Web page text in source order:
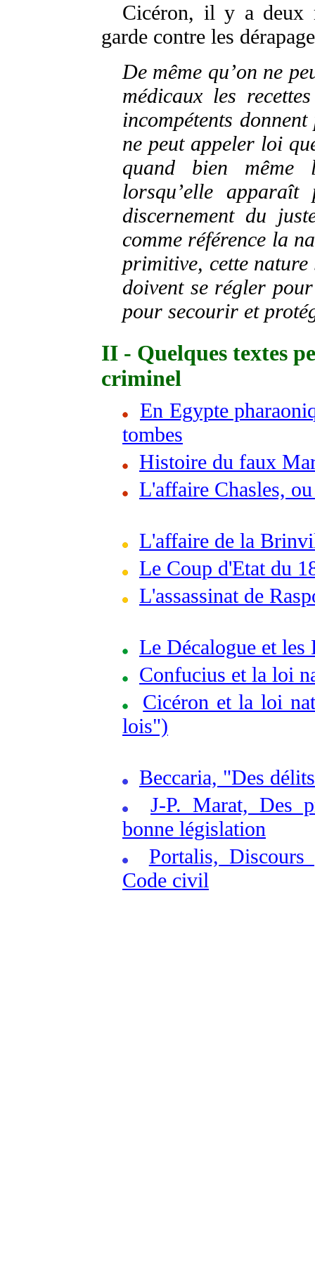
Cicéron, il y a deux
garde contre les
De même qu’on ne
médicaux les
incompétents
ne peut appeler loi
quand bien même
lorsqu’elle
discernement du
comme référence la
primitive, cette
doivent se régler
pour secourir et
II - Quelques textes
criminel
En Egypte
tombes
Histoire du faux
L'affaire Chasles,
L'affaire de la
Le Coup d'Etat du
L'assassinat de
Le Décalogue et les
Confucius et la loi
Cicéron et la loi
lois")
Beccaria, "Des
J-P. Marat, Des
bonne législation
Portalis,
Code civil